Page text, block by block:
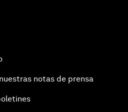
notas de prensa